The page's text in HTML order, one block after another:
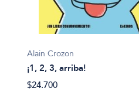
Alain Crozon
¡1, 2, 3, arriba!
$24.700